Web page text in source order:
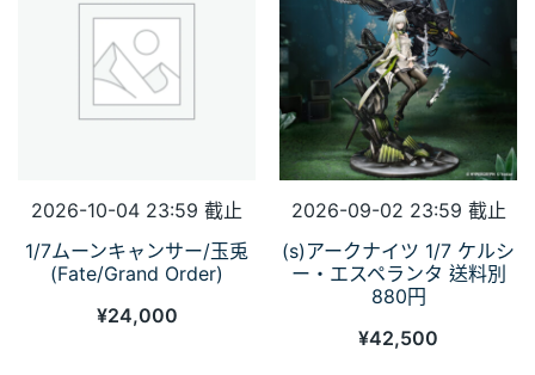
2026-10-04 23:59 截止
1/7ムーンキャンサー/玉兎
(Fate/Grand Order)
¥24,000
2026-09-02 23:59 截止
(s)アークナイツ 1/7 ケルシ
ー・エスペランタ 送料別
880円
¥42,500